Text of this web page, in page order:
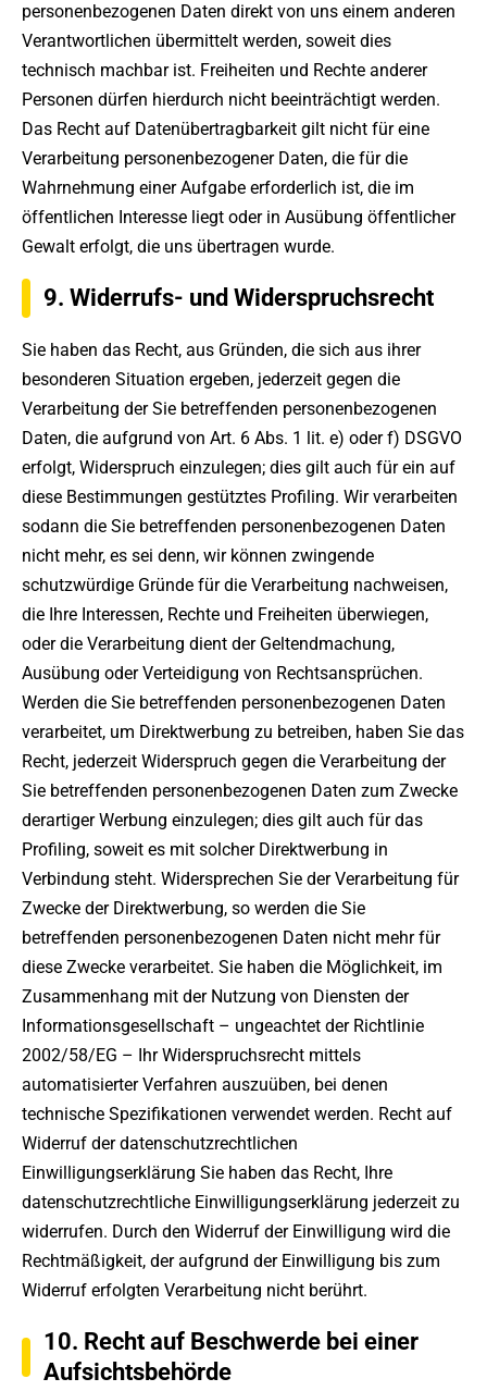
personenbezogenen Daten direkt von uns einem anderen
Verantwortlichen übermittelt werden, soweit dies
technisch machbar ist. Freiheiten und Rechte anderer
Personen dürfen hierdurch nicht beeinträchtigt werden.
Das Recht auf Datenübertragbarkeit gilt nicht für eine
Verarbeitung personenbezogener Daten, die für die
Wahrnehmung einer Aufgabe erforderlich ist, die im
öffentlichen Interesse liegt oder in Ausübung öffentlicher
Gewalt erfolgt, die uns übertragen wurde.
9. Widerrufs- und Widerspruchsrecht
Sie haben das Recht, aus Gründen, die sich aus ihrer
besonderen Situation ergeben, jederzeit gegen die
Verarbeitung der Sie betreffenden personenbezogenen
Daten, die aufgrund von Art. 6 Abs. 1 lit. e) oder f) DSGVO
erfolgt, Widerspruch einzulegen; dies gilt auch für ein auf
diese Bestimmungen gestütztes Profiling. Wir verarbeiten
sodann die Sie betreffenden personenbezogenen Daten
nicht mehr, es sei denn, wir können zwingende
schutzwürdige Gründe für die Verarbeitung nachweisen,
die Ihre Interessen, Rechte und Freiheiten überwiegen,
oder die Verarbeitung dient der Geltendmachung,
Ausübung oder Verteidigung von Rechtsansprüchen.
Werden die Sie betreffenden personenbezogenen Daten
verarbeitet, um Direktwerbung zu betreiben, haben Sie das
Recht, jederzeit Widerspruch gegen die Verarbeitung der
Sie betreffenden personenbezogenen Daten zum Zwecke
derartiger Werbung einzulegen; dies gilt auch für das
Profiling, soweit es mit solcher Direktwerbung in
Verbindung steht. Widersprechen Sie der Verarbeitung für
Zwecke der Direktwerbung, so werden die Sie
betreffenden personenbezogenen Daten nicht mehr für
diese Zwecke verarbeitet. Sie haben die Möglichkeit, im
Zusammenhang mit der Nutzung von Diensten der
Informationsgesellschaft – ungeachtet der Richtlinie
2002/58/EG – Ihr Widerspruchsrecht mittels
automatisierter Verfahren auszuüben, bei denen
technische Spezifikationen verwendet werden. Recht auf
Widerruf der datenschutzrechtlichen
Einwilligungserklärung Sie haben das Recht, Ihre
datenschutzrechtliche Einwilligungserklärung jederzeit zu
widerrufen. Durch den Widerruf der Einwilligung wird die
Rechtmäßigkeit, der aufgrund der Einwilligung bis zum
Widerruf erfolgten Verarbeitung nicht berührt.
10. Recht auf Beschwerde bei einer
Aufsichtsbehörde